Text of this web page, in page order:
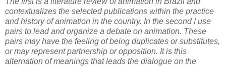
contextualizes the selected publications within the practice
and history of animation in the country. In the second I use
pairs to lead and organize a debate on animation. These
pairs may have the feeling of being duplicates or substitutes,
or may represent partnership or opposition. It is this
alternation of meanings that leads the dialogue on the